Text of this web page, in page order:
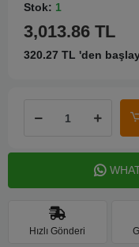
Stok: 1
3,013.86 TL
320.27 TL 'den
Hızlı Gönderi